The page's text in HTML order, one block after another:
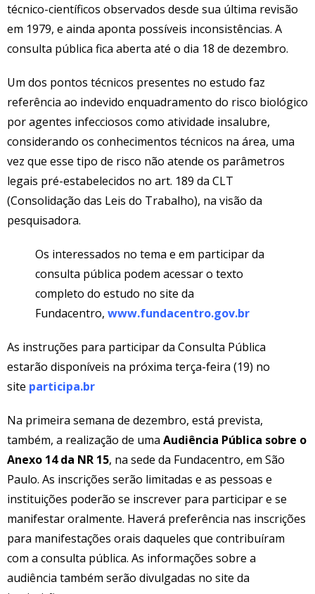
técnico-científicos observados desde sua última revisão
em 1979, e ainda aponta possíveis inconsistências. A
consulta pública fica aberta até o dia 18 de dezembro.
Um dos pontos técnicos presentes no estudo faz
referência ao indevido enquadramento do risco biológico
por agentes infecciosos como atividade insalubre,
considerando os conhecimentos técnicos na área, uma
vez que esse tipo de risco não atende os parâmetros
legais pré-estabelecidos no art. 189 da CLT
(Consolidação das Leis do Trabalho), na visão da
pesquisadora.
Os interessados no tema e em participar da
consulta pública podem acessar o texto
completo do estudo no site da
Fundacentro, www.fundacentro.gov.br
As instruções para participar da Consulta Pública
estarão disponíveis na próxima terça-feira (19) no
site participa.br
Na primeira semana de dezembro, está prevista,
também, a realização de uma Audiência Pública sobre o
Anexo 14 da NR 15, na sede da Fundacentro, em São
Paulo. As inscrições serão limitadas e as pessoas e
instituições poderão se inscrever para participar e se
manifestar oralmente. Haverá preferência nas inscrições
para manifestações orais daqueles que contribuíram
com a consulta pública. As informações sobre a
audiência também serão divulgadas no site da